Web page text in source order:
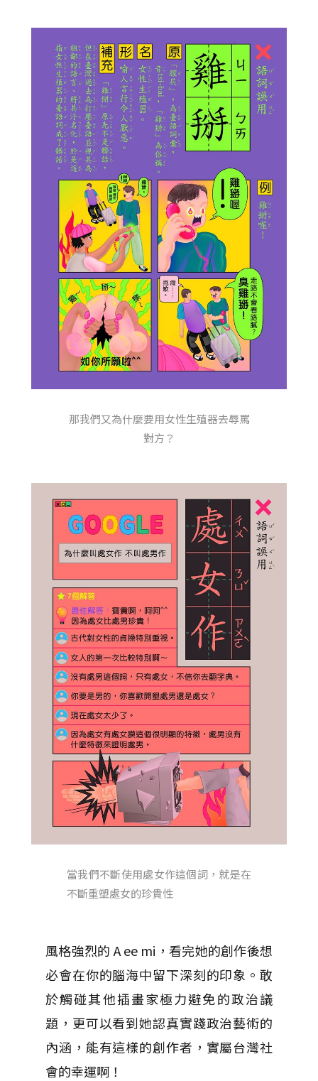
那我們又為什麼要用女性生殖器去辱罵
對方？
當我們不斷使用處女作這個詞，就是在
不斷重塑處女的珍貴性
風格強烈的 A ee mi，看完她的創作後想
必會在你的腦海中留下深刻的印象。敢
於觸碰其他插畫家極力避免的政治議
題，更可以看到她認真實踐政治藝術的
內涵，能有這樣的創作者，實屬台灣社
會的幸運啊！